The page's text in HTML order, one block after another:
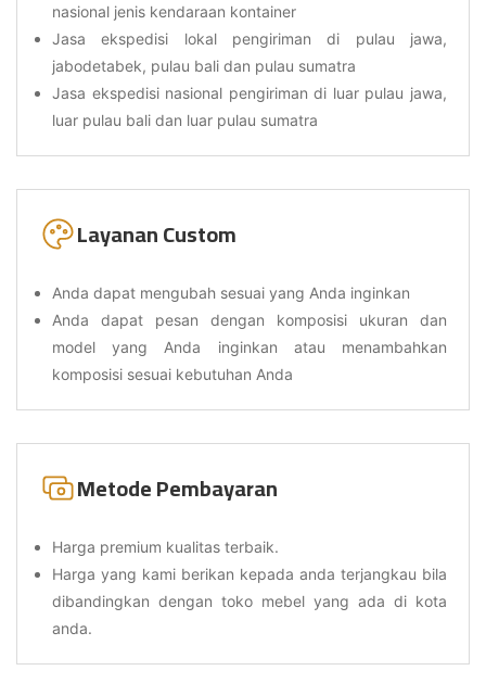
nasional jenis kendaraan kontainer
Jasa ekspedisi lokal pengiriman di pulau jawa,
jabodetabek, pulau bali dan pulau sumatra
Jasa ekspedisi nasional pengiriman di luar pulau jawa,
luar pulau bali dan luar pulau sumatra
Layanan Custom
Anda dapat mengubah sesuai yang Anda inginkan
Anda dapat pesan dengan komposisi ukuran dan
model yang Anda inginkan atau menambahkan
komposisi sesuai kebutuhan Anda
Metode Pembayaran
Harga premium kualitas terbaik.
Harga yang kami berikan kepada anda terjangkau bila
dibandingkan dengan toko mebel yang ada di kota
anda.